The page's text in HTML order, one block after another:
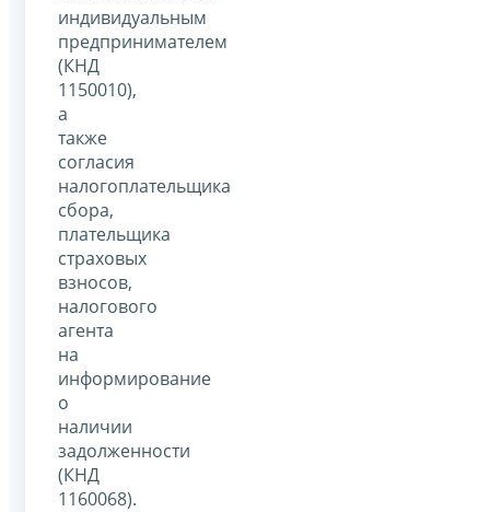
индивидуальным
предпринимателем
(КНД
1150010),
а
также
согласия
налогоплательщика
сбора,
плательщика
страховых
взносов,
налогового
агента
на
информирование
о
наличии
задолженности
(КНД
1160068).